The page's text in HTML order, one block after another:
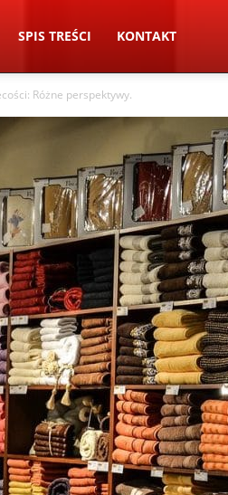
SPIS TREŚCI KONTAKT
Różne perspektywy.